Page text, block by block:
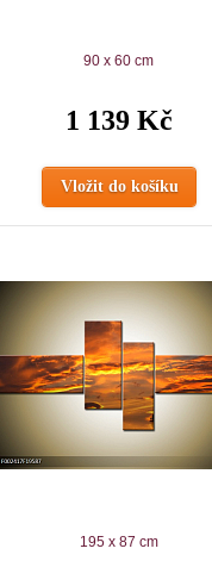
90 x 60 cm
1 139 Kč
Vložit do košíku
195 x 87 cm